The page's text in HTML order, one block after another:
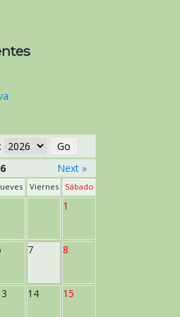
Next »
Viernes Sábado
1
7 8
14 15